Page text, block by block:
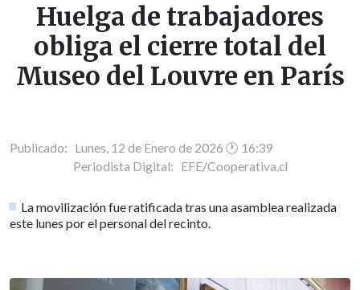
Huelga de trabajadores
obliga el cierre total del
Museo del Louvre en París
Publicado: Lunes, 12 de Enero de 2026 🕐 16:39
Periodista Digital: EFE/Cooperativa.cl
La movilización fue ratificada tras una asamblea realizada
este lunes por el personal del recinto.